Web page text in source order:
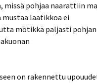
missä pohjaa naarattiin
laatikkoa ei
mötikkä paljasti
on rakennettu